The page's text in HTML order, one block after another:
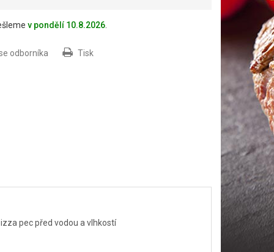
v pondělí 10.8.2026.
odborníka Tisk
pec před vodou a vlhkostí